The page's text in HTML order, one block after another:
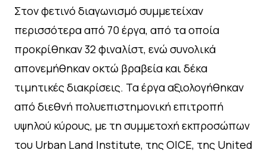
Στον φετινό διαγωνισμό συμμετείχαν
περισσότερα από 70 έργα, από τα οποία
προκρίθηκαν 32 φιναλίστ, ενώ συνολικά
απονεμήθηκαν οκτώ βραβεία και δέκα
τιμητικές διακρίσεις. Τα έργα αξιολογήθηκαν
από διεθνή πολυεπιστημονική επιτροπή
υψηλού κύρους, με τη συμμετοχή εκπροσώπων
του Urban Land Institute, της OICE, της United